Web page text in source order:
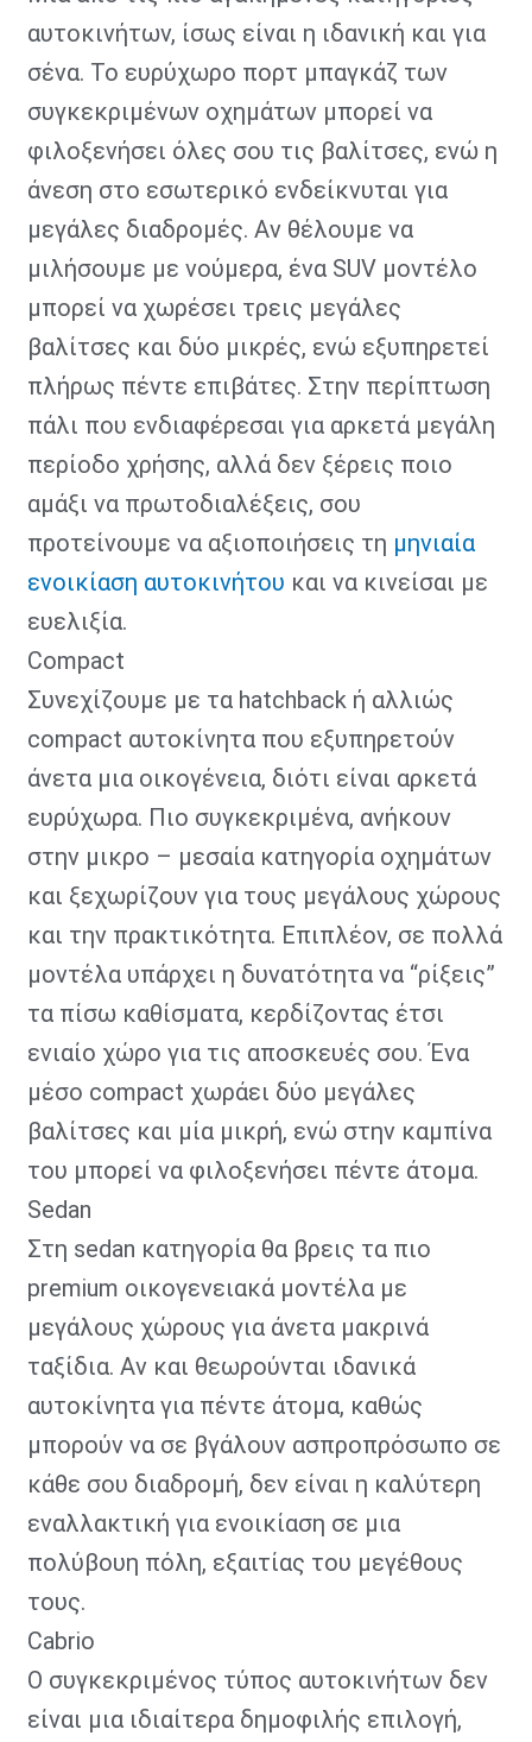
αυτοκινήτων, ίσως είναι η ιδανική και για
σένα. Το ευρύχωρο πορτ μπαγκάζ των
συγκεκριμένων οχημάτων μπορεί να
φιλοξενήσει όλες σου τις βαλίτσες, ενώ η
άνεση στο εσωτερικό ενδείκνυται για
μεγάλες διαδρομές. Αν θέλουμε να
μιλήσουμε με νούμερα, ένα SUV μοντέλο
μπορεί να χωρέσει τρεις μεγάλες
βαλίτσες και δύο μικρές, ενώ εξυπηρετεί
πλήρως πέντε επιβάτες. Στην περίπτωση
πάλι που ενδιαφέρεσαι για αρκετά μεγάλη
περίοδο χρήσης, αλλά δεν ξέρεις ποιο
αμάξι να πρωτοδιαλέξεις, σου
προτείνουμε να αξιοποιήσεις τη μηνιαία
ενοικίαση αυτοκινήτου και να κινείσαι με
ευελιξία.
Compact
Συνεχίζουμε με τα hatchback ή αλλιώς
compact αυτοκίνητα που εξυπηρετούν
άνετα μια οικογένεια, διότι είναι αρκετά
ευρύχωρα. Πιο συγκεκριμένα, ανήκουν
στην μικρο – μεσαία κατηγορία οχημάτων
και ξεχωρίζουν για τους μεγάλους χώρους
και την πρακτικότητα. Επιπλέον, σε πολλά
μοντέλα υπάρχει η δυνατότητα να “ρίξεις”
τα πίσω καθίσματα, κερδίζοντας έτσι
ενιαίο χώρο για τις αποσκευές σου. Ένα
μέσο compact χωράει δύο μεγάλες
βαλίτσες και μία μικρή, ενώ στην καμπίνα
του μπορεί να φιλοξενήσει πέντε άτομα.
Sedan
Στη sedan κατηγορία θα βρεις τα πιο
premium οικογενειακά μοντέλα με
μεγάλους χώρους για άνετα μακρινά
ταξίδια. Αν και θεωρούνται ιδανικά
αυτοκίνητα για πέντε άτομα, καθώς
μπορούν να σε βγάλουν ασπροπρόσωπο σε
κάθε σου διαδρομή, δεν είναι η καλύτερη
εναλλακτική για ενοικίαση σε μια
πολύβουη πόλη, εξαιτίας του μεγέθους
τους.
Cabrio
Ο συγκεκριμένος τύπος αυτοκινήτων δεν
είναι μια ιδιαίτερα δημοφιλής επιλογή,